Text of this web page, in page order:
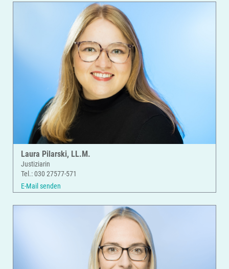
Laura Pilarski, LL.M.
Justiziarin
Tel.: 030 27577-571
E-Mail senden